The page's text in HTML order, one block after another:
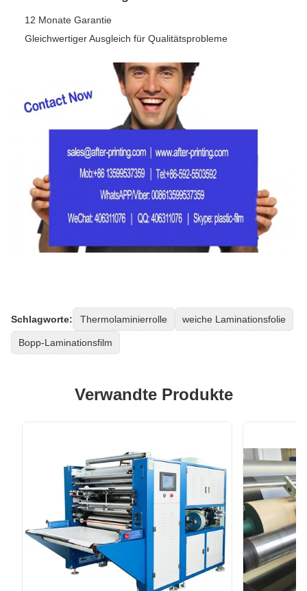
12 Monate Garantie
Gleichwertiger Ausgleich für Qualitätsprobleme
Schlagworte: Thermolaminierrolle weiche Laminationsfolie
Bopp-Laminationsfilm
Verwandte Produkte